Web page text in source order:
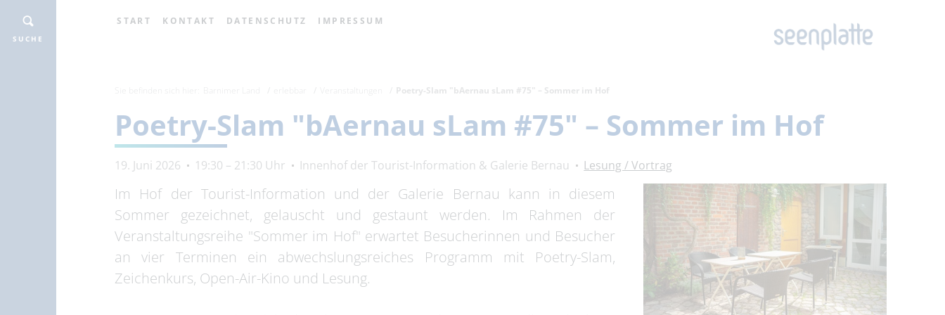
START KONTAKT DATENSCHUTZ IMPRESSUM
SUCHE
Poetry-Slam "bAernau sLam #75" – Sommer im Hof
Poetry-Slam "bAernau sLam #75" – Sommer im Hof
19. Juni 2026 19:30 – 21:30 Uhr Innenhof der Tourist-Information & Galerie Bernau Lesung / Vortrag
Im Hof der Tourist-Information und der Galerie Bernau kann in diesem
Sommer gezeichnet, gelauscht und gestaunt werden. Im Rahmen der
Veranstaltungsreihe "Sommer im Hof" erwartet Besucherinnen und Besucher
an vier Terminen ein abwechslungsreiches Programm mit Poetry-Slam,
Zeichenkurs, Open-Air-Kino und Lesung.